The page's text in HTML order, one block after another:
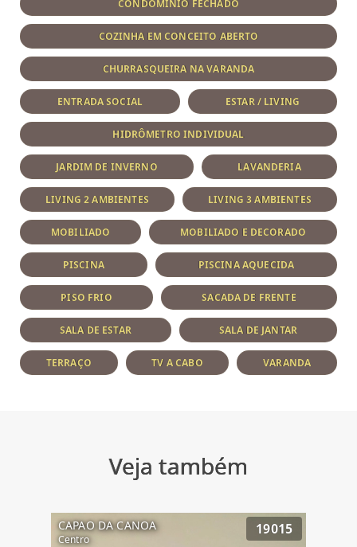
CONDOMÍNIO FECHADO
COZINHA EM CONCEITO ABERTO
CHURRASQUEIRA NA VARANDA
ENTRADA SOCIAL ESTAR / LIVING
HIDRÔMETRO INDIVIDUAL
JARDIM DE INVERNO LAVANDERIA
LIVING 2 AMBIENTES LIVING 3 AMBIENTES
MOBILIADO MOBILIADO E DECORADO
PISCINA PISCINA AQUECIDA
PISO FRIO SACADA DE FRENTE
SALA DE ESTAR SALA DE JANTAR
TERRAÇO TV A CABO VARANDA
Veja também
CAPAO DA CANOA
Centro
19015